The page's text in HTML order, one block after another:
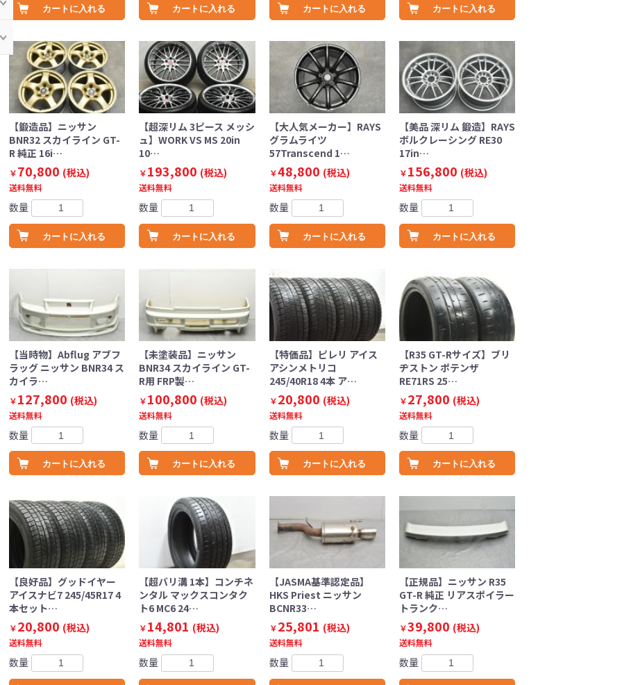
カートに入れる カートに入れる カートに入れる カートに入れる
【鍛造品】ニッサン
BNR32 スカイライン GT-
R 純正 16i…
￥70,800 (税込)
送料無料
数量
カートに入れる
【超深リム 3ピース メッシ
ュ】WORK VS MS 20in
10…
￥193,800 (税込)
送料無料
数量
カートに入れる
【大人気メーカー】RAYS
グラムライツ
57Transcend 1…
￥48,800 (税込)
送料無料
数量
カートに入れる
【美品 深リム 鍛造】RAYS
ボルクレーシング RE30
17in…
￥156,800 (税込)
送料無料
数量
カートに入れる
【当時物】Abflug アブフ
ラッグ ニッサン BNR34 ス
カイラ…
￥127,800 (税込)
送料無料
数量
カートに入れる
【未塗装品】ニッサン
BNR34 スカイライン GT-
R用 FRP製…
￥100,800 (税込)
送料無料
数量
カートに入れる
【特価品】ピレリ アイス
アシンメトリコ
245/40R18 4本 ア…
￥20,800 (税込)
送料無料
数量
カートに入れる
【R35 GT-Rサイズ】ブリ
ヂストン ポテンザ
RE71RS 25…
￥27,800 (税込)
送料無料
数量
カートに入れる
【良好品】グッドイヤー
アイスナビ7 245/45R17 4
本セット…
￥20,800 (税込)
送料無料
数量
【超バリ溝 1本】コンチネ
ンタル マックスコンタク
ト6 MC6 24…
￥14,801 (税込)
送料無料
数量
【JASMA基準認定品】
HKS Priest ニッサン
BCNR33…
￥25,801 (税込)
送料無料
数量
【正規品】ニッサン R35
GT-R 純正 リアスポイラー
トランク…
￥39,800 (税込)
送料無料
数量